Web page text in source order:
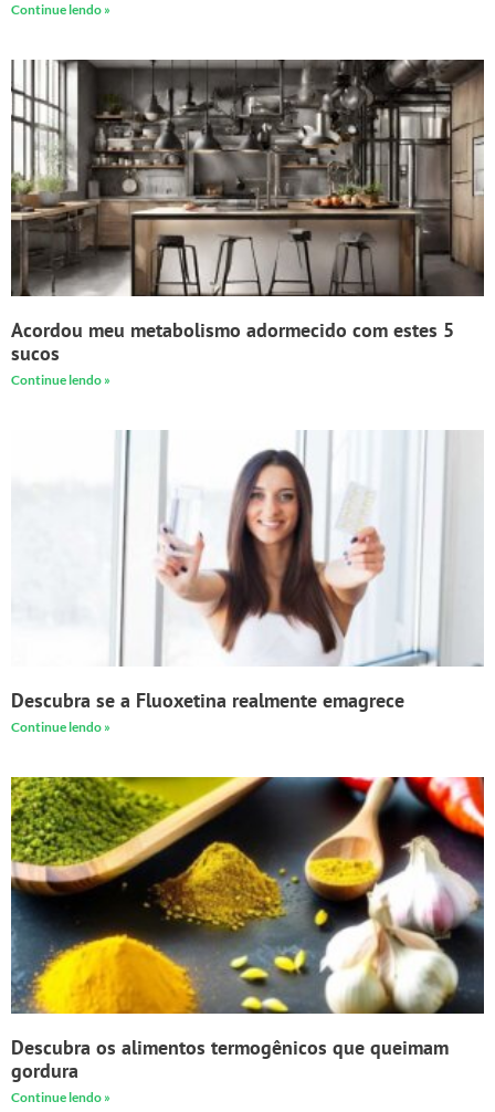
Continue lendo »
Acordou meu metabolismo adormecido com estes 5
sucos
Continue lendo »
Descubra se a Fluoxetina realmente emagrece
Continue lendo »
Descubra os alimentos termogênicos que queimam
gordura
Continue lendo »